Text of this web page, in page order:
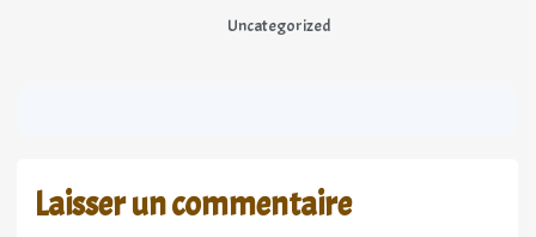
Uncategorized
Laisser un commentaire